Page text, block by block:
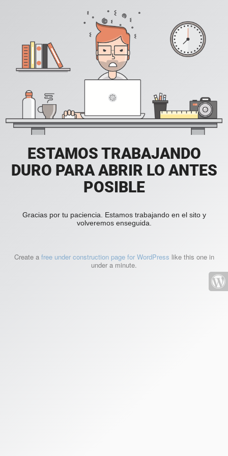
ESTAMOS TRABAJANDO
DURO PARA ABRIR LO ANTES
POSIBLE
Gracias por tu paciencia. Estamos trabajando en el sito y
volveremos enseguida.
Create a free under construction page for WordPress like this one in
under a minute.